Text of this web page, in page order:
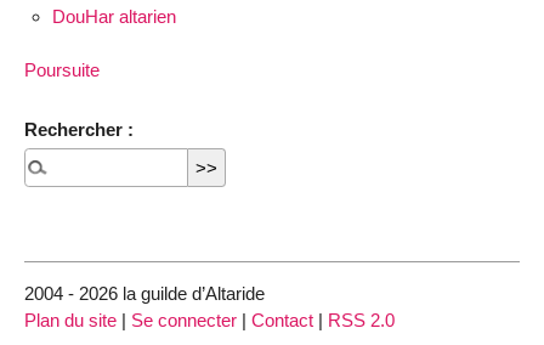
DouHar altarien
Poursuite
Rechercher :
2004 - 2026 la guilde d’Altaride
Plan du site | Se connecter | Contact | RSS 2.0